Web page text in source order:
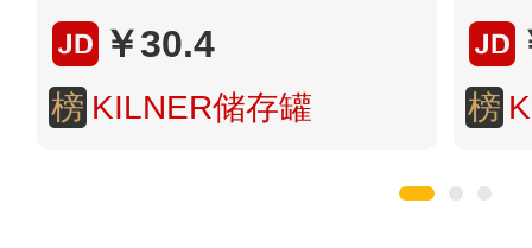
￥30.4
榜 KILNER储存罐 榜